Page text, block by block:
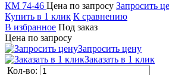
КМ 74-46 Цена по запросу Запросить
Купить в 1 клик К сравнению
В избранное Под заказ
Цена по запросу
Запросить цену
Заказать в 1 клик
Кол-во: